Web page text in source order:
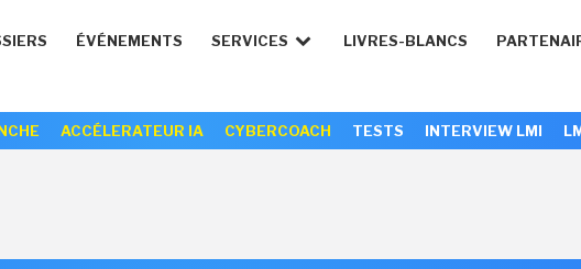
ÉVÉNEMENTS SERVICES LIVRES-BLANCS
ACCÉLERATEUR IA CYBERCOACH TESTS INTERVIEW LMI